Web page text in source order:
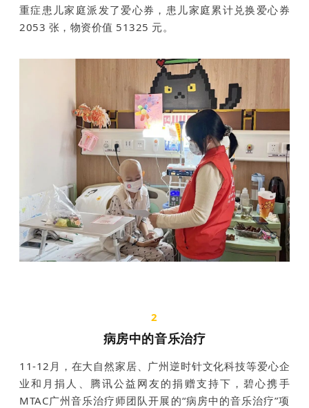
重症患儿家庭派发了爱心券，患儿家庭累计兑换爱心券
2053 张，物资价值 51325 元。
2
病房中的音乐治疗
11-12月， 在大自然家居、广州逆时针文化科技等爱心企
业和月捐人、腾讯公益网友的捐赠支持下，碧心携手
MTAC广州音乐治疗师团队开展的“病房中的音乐治疗”项